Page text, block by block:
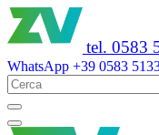
tel. 0583
WhatsApp +39 0583